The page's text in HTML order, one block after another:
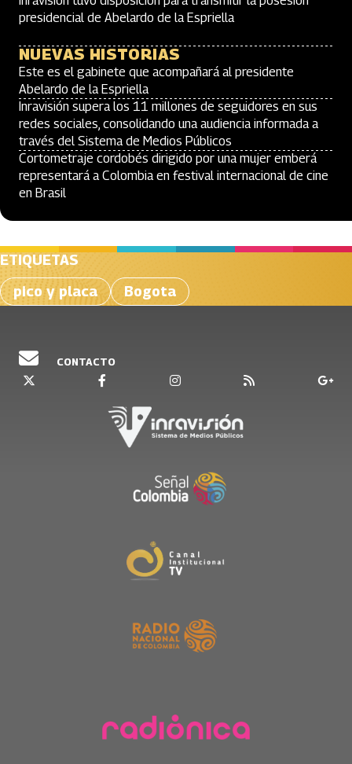
presidencial de Abelardo de la Espriella
NUEVAS HISTORIAS
Este es el gabinete que acompañará al presidente
Abelardo de la Espriella
Inravisión supera los 11 millones de seguidores en sus
redes sociales, consolidando una audiencia informada a
través del Sistema de Medios Públicos
Cortometraje cordobés dirigido por una mujer emberá
representará a Colombia en festival internacional de cine
en Brasil
ETIQUETAS
pico y placa
Bogota
CONTACTO